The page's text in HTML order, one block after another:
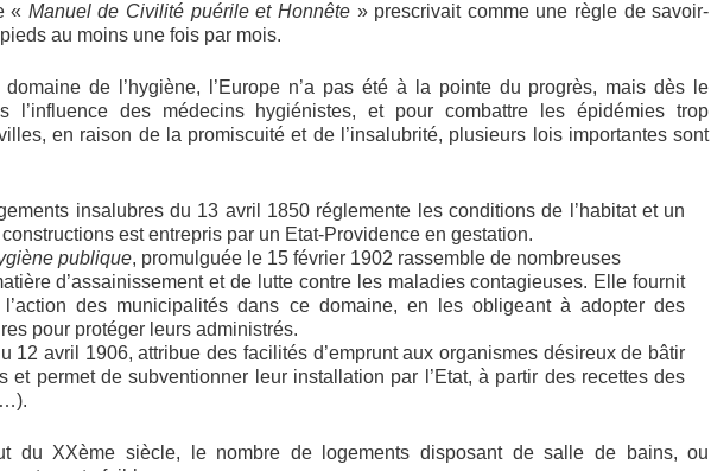
« Manuel de Civilité puérile et Honnête » prescrivait comme une règle de savoir-
au moins une fois par mois.
de l’hygiène, l’Europe n’a pas été à la pointe du progrès, mais dès le
l’influence des médecins hygiénistes, et pour combattre les épidémies trop
en raison de la promiscuité et de l’insalubrité, plusieurs lois importantes sont
insalubres du 13 avril 1850 réglemente les conditions de l’habitat et un
est entrepris par un Etat-Providence en gestation.
publique, promulguée le 15 février 1902 rassemble de nombreuses
d’assainissement et de lutte contre les maladies contagieuses. Elle fournit
des municipalités dans ce domaine, en les obligeant à adopter des
pour protéger leurs administrés.
12 avril 1906, attribue des facilités d’emprunt aux organismes désireux de bâtir
et permet de subventionner leur installation par l’Etat, à partir des recettes des
du XXème siècle, le nombre de logements disposant de salle de bains, ou